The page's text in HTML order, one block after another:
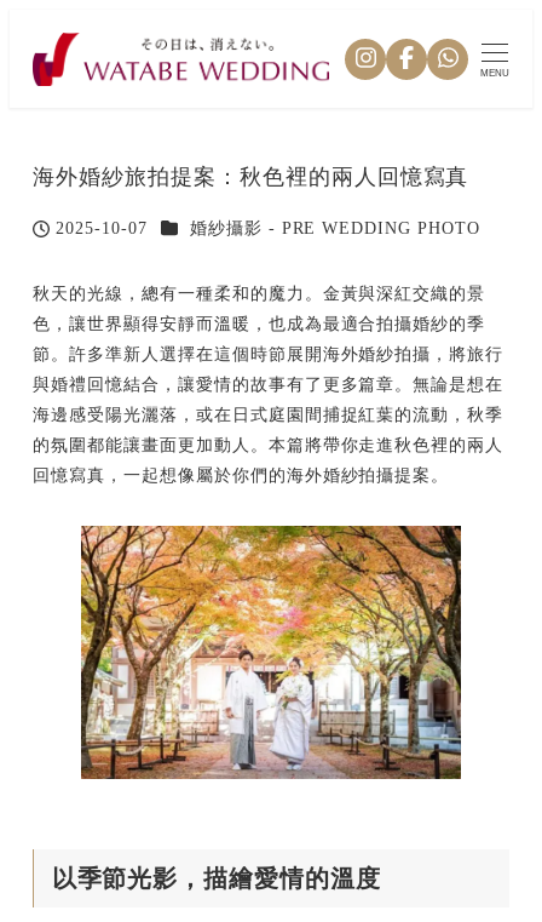
MENU
海外婚紗旅拍提案：秋色裡的兩人回憶寫真
投稿日
2025-10-07 カテゴリー
婚紗攝影 - PRE WEDDING PHOTO
秋天的光線，總有一種柔和的魔力。金黃與深紅交織的景
色，讓世界顯得安靜而溫暖，也成為最適合拍攝婚紗的季
節。許多準新人選擇在這個時節展開海外婚紗拍攝，將旅行
與婚禮回憶結合，讓愛情的故事有了更多篇章。無論是想在
海邊感受陽光灑落，或在日式庭園間捕捉紅葉的流動，秋季
的氛圍都能讓畫面更加動人。本篇將帶你走進秋色裡的兩人
回憶寫真，一起想像屬於你們的海外婚紗拍攝提案。
以季節光影，描繪愛情的溫度